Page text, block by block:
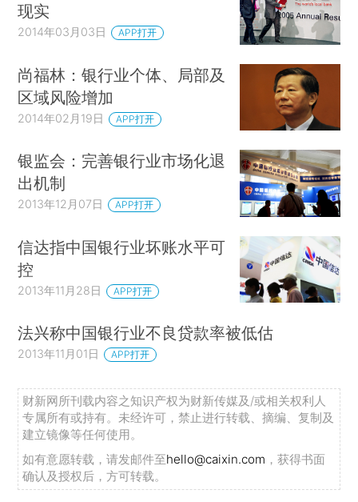
现实
2014年03月03日 APP打开
尚福林：银行业个体、局部及
区域风险增加
2014年02月19日 APP打开
银监会：完善银行业市场化退
出机制
2013年12月07日 APP打开
信达指中国银行业坏账水平可
控
2013年11月28日 APP打开
法兴称中国银行业不良贷款率被低估
2013年11月01日 APP打开
财新网所刊载内容之知识产权为财新传媒及/或相关权利人
专属所有或持有。未经许可，禁止进行转载、摘编、复制及
建立镜像等任何使用。
如有意愿转载，请发邮件至hello@caixin.com ，获得书面
确认及授权后，方可转载。